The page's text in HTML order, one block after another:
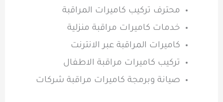
محترف تركيب كاميرات المراقبة
خدمات كاميرات مراقبة منزلية
كاميرات المراقبة عبر الانترنت
تركيب كاميرات مراقبة الاطفال
صيانة وبرمجة كاميرات مراقبة شركات